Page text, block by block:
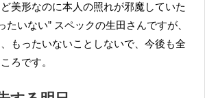
美形なのに本人の照れが邪魔していた
たいない” スペックの生田さんですが、
もったいないことしないで、今後も全
ろです。